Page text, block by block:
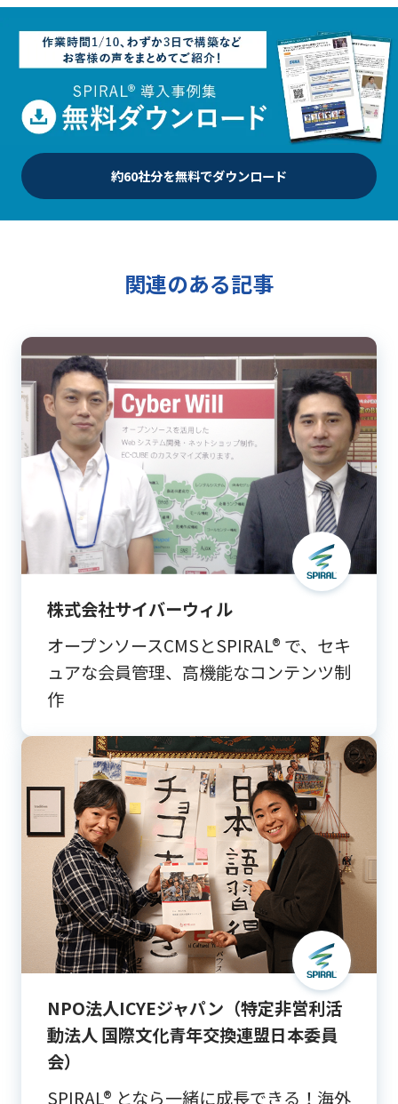
約60社分を無料でダウンロード
関連のある記事
株式会社サイバーウィル
オープンソースCMSとSPIRAL® で、セキ
ュアな会員管理、高機能なコンテンツ制
作
NPO法人ICYEジャパン（特定非営利活
動法人 国際文化青年交換連盟日本委員
会）
SPIRAL® となら一緒に成長できる！海外